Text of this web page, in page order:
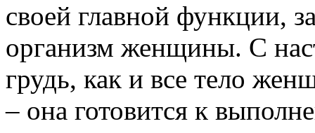
своей главной функции,
организм женщины. С
грудь, как и все тело
– она готовится к